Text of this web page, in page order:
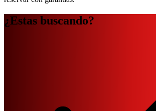
¿Estas buscando?